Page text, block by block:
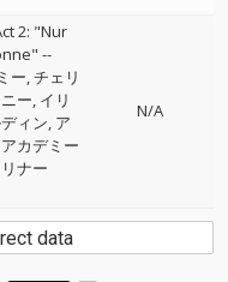
2: "Nur
--
ー チェリ
ー イリ
ィン ア
アカデミー
ナー
N/A
data